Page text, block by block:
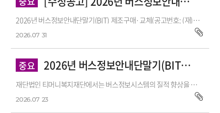
2026.07 31
2026년 버스정보안내단말기(BIT) 제조구매·교체(공고번호: (재)티머니복지재단 공고 2026-1 , 누리장터 공고번호 : R26BK01650754-001, 공고일: 2026.07.27)...
2026.07 23
중요 2026년 버스정보안내단말기(BIT) 제조구매·교체 공고
재단법인 티머니복지재단에서는 버스정보시스템의 질적 향상을 도모하고 시민들에게 더 편리한 버스 이용 서비스를 제공하기 위해 위해 「2026...